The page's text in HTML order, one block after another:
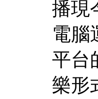
播現
電腦
平台
樂形